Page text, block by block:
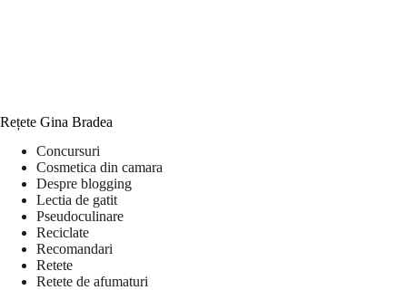
Rețete Gina Bradea
Concursuri
Cosmetica din camara
Despre blogging
Lectia de gatit
Pseudoculinare
Reciclate
Recomandari
Retete
Retete de afumaturi